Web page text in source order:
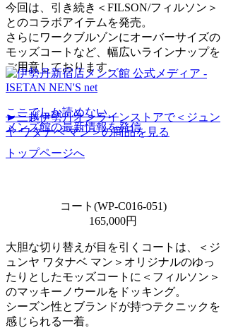
今回は、引き続き＜FILSON/フィルソン＞
とのコラボアイテムを発売。
さらにワークブルゾンにオーバーサイズの
モッズコートなど、幅広いラインナップを
ご用意しております。
►三越伊勢丹オンラインストアで＜ジュン
ヤ ワタナベ マン＞の商品を見る
コート(WP-C016-051)
165,000円
大胆な切り替えが目を引くコートは、＜ジ
ュンヤ ワタナベ マン＞オリジナルのゆっ
たりとしたモッズコートに＜フィルソン＞
のマッキーノウールをドッキング。
シーズン性とブランドが持つテクニックを
感じられる一着。
ここでしか読めない、
メンズ館の最新情報を発信
トップページへ